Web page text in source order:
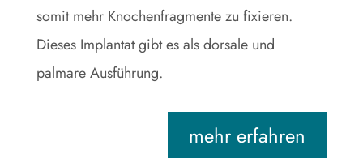
somit mehr Knochenfragmente zu fixieren.
Dieses Implantat gibt es als dorsale und
palmare Ausführung.
mehr erfahren